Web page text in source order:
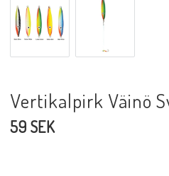
Vertikalpirk Väinö
59 SEK